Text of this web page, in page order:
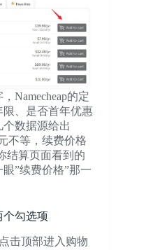
Namecheap的定
、是否首年优惠
数据源给出
不等，续费价格
结算页面看到的
”续费价格”那一
个勾选项
击顶部进入购物